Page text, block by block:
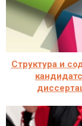
Структура и